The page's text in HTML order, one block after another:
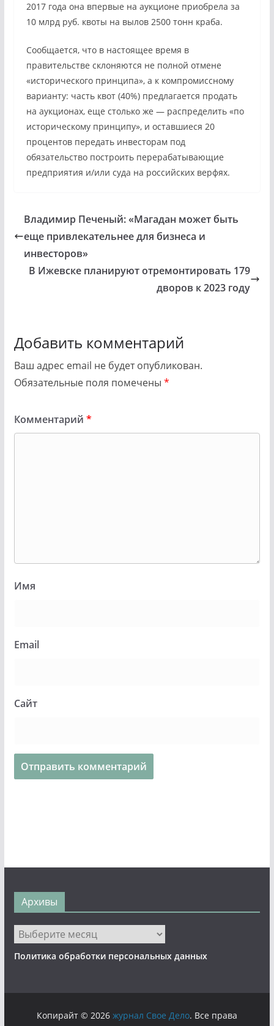
2017 года она впервые на аукционе приобрела за
10 млрд руб. квоты на вылов 2500 тонн краба.
Сообщается, что в настоящее время в
правительстве склоняются не полной отмене
«исторического принципа», а к компромиссному
варианту: часть квот (40%) предлагается продать
на аукционах, еще столько же — распределить «по
историческому принципу», и оставшиеся 20
процентов передать инвесторам под
обязательство построить перерабатывающие
предприятия и/или суда на российских верфях.
Владимир Печеный: «Магадан может быть
еще привлекательнее для бизнеса и
инвесторов»
В Ижевске планируют отремонтировать 179
дворов к 2023 году
Добавить комментарий
Ваш адрес email не будет опубликован.
Обязательные поля помечены *
Комментарий *
Имя
Email
Сайт
Архивы
Архивы
Политика обработки персональных данных
Копирайт © 2026 журнал Свое Дело. Все права